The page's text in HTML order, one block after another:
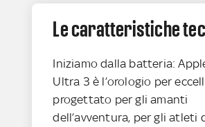
Le caratteristiche
Iniziamo dalla batteria:
Ultra 3 è l’orologio per
progettato per gli amanti
dell’avventura, per gli atleti